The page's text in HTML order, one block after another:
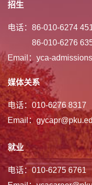
招生
电话：86-010-6274
86-010-6276 6358
Email：yca-
媒体关系
电话：010-6276 8317
Email：
就业
电话：010-6275 6761